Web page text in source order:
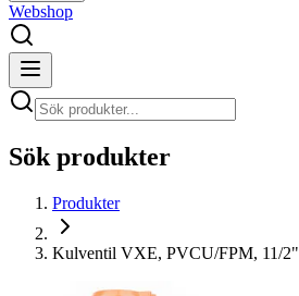
Webshop
Sök produkter
Produkter
Kulventil VXE, PVCU/FPM, 11/2"